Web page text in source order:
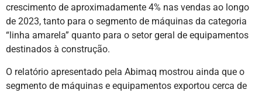
crescimento de aproximadamente 4% nas vendas ao longo
de 2023, tanto para o segmento de máquinas da categoria
“linha amarela” quanto para o setor geral de equipamentos
destinados à construção.
O relatório apresentado pela Abimaq mostrou ainda que o
segmento de máquinas e equipamentos exportou cerca de